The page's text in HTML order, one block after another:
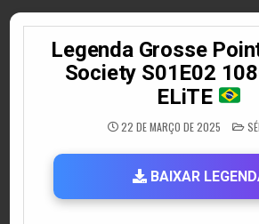
Legenda Grosse
Society S01E02
ELiTE
22 DE MARÇO DE 2025
IN
BAIXAR